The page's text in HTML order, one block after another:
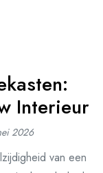
Interieur
2026
van een